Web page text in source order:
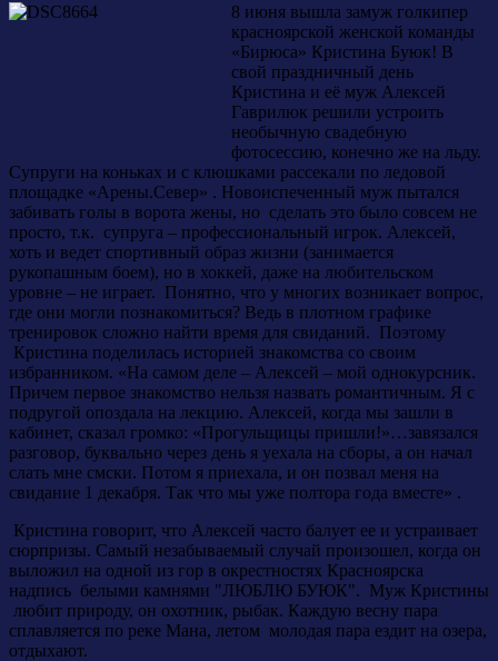
8 июня вышла замуж голкипер
красноярской женской команды
«Бирюса» Кристина Буюк! В
свой праздничный день
Кристина и её муж Алексей
Гаврилюк решили устроить
необычную свадебную
фотосессию, конечно же на льду.
Супруги на коньках и с клюшками рассекали по ледовой
площадке «Арены.Север» . Новоиспеченный муж пытался
забивать голы в ворота жены, но сделать это было совсем не
просто, т.к. супруга – профессиональный игрок. Алексей,
хоть и ведет спортивный образ жизни (занимается
рукопашным боем), но в хоккей, даже на любительском
уровне – не играет. Понятно, что у многих возникает вопрос,
где они могли познакомиться? Ведь в плотном графике
тренировок сложно найти время для свиданий. Поэтому
Кристина поделилась историей знакомства со своим
избранником. «На самом деле – Алексей – мой однокурсник.
Причем первое знакомство нельзя назвать романтичным. Я с
подругой опоздала на лекцию. Алексей, когда мы зашли в
кабинет, сказал громко: «Прогульщицы пришли!»…завязался
разговор, буквально через день я уехала на сборы, а он начал
слать мне смски. Потом я приехала, и он позвал меня на
свидание 1 декабря. Так что мы уже полтора года вместе» .
Кристина говорит, что Алексей часто балует ее и устраивает
сюрпризы. Самый незабываемый случай произошел, когда он
выложил на одной из гор в окрестностях Красноярска
надпись белыми камнями "ЛЮБЛЮ БУЮК". Муж Кристины
любит природу, он охотник, рыбак. Каждую весну пара
сплавляется по реке Мана, летом молодая пара ездит на озера,
отдыхают.